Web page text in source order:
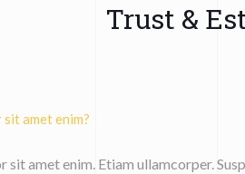
Trust &
amet enim?
sit amet enim. Etiam ullamcorper.